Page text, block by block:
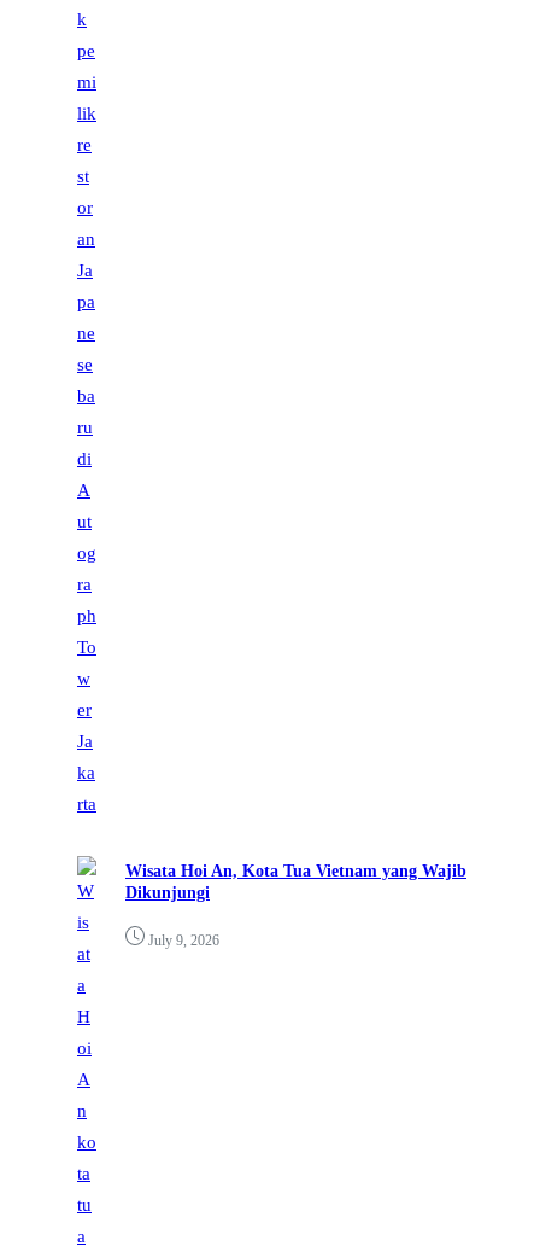
Wisata Hoi An, Kota Tua Vietnam yang Wajib
Dikunjungi
July 9, 2026